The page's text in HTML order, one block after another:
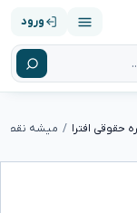
ورود
حقوقی افترا میشه نقطه